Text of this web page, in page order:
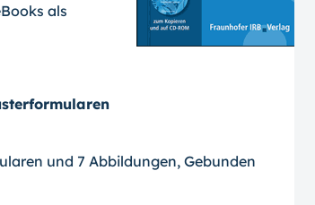
als
und 7 Abbildungen, Gebunden